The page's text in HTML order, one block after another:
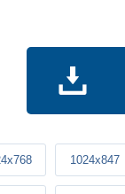
1024x847